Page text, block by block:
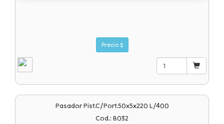
Precio $
Pasador Pist.c/port.50x5x220 L/400
Cod.: B032